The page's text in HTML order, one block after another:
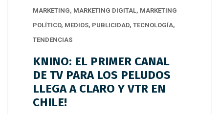
MARKETING, MARKETING DIGITAL, MARKETING
POLÍTICO, MEDIOS, PUBLICIDAD, TECNOLOGÍA,
TENDENCIAS
KNINO: EL PRIMER CANAL
DE TV PARA LOS PELUDOS
LLEGA A CLARO Y VTR EN
CHILE!